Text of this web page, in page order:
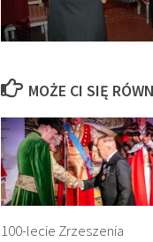
MOŻE CI SIĘ
100-lecie Zrzeszenia